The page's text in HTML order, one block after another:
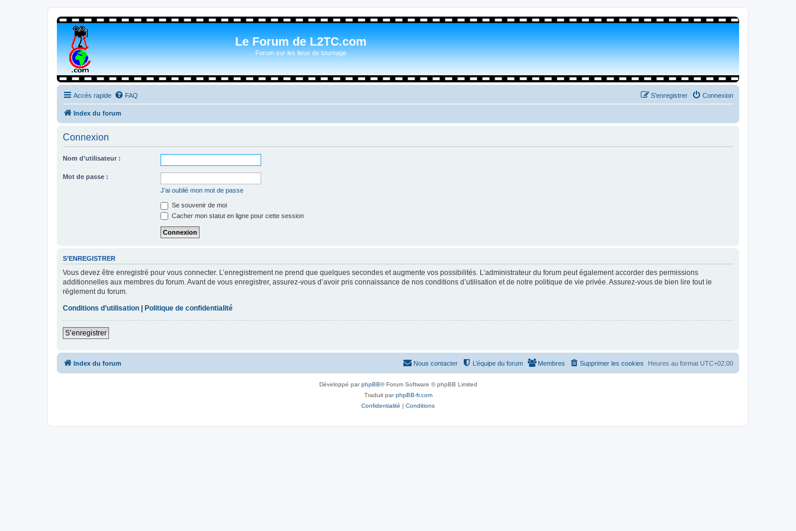
Le Forum de L2TC.com
Forum sur les lieux de tournage
Accès rapide FAQ Connexion
S’enregistrer
Index du forum
Connexion
Nom d’utilisateur :
Mot de passe :
J’ai oublié mon mot de passe
Se souvenir de moi
Cacher mon statut en ligne pour cette session
S’ENREGISTRER
Vous devez être enregistré pour vous connecter. L’enregistrement ne prend que quelques secondes et augmente vos possibilités. L’administrateur du forum peut également accorder des permissions
additionnelles aux membres du forum. Avant de vous enregistrer, assurez-vous d’avoir pris connaissance de nos conditions d’utilisation et de notre politique de vie privée. Assurez-vous de bien lire tout le
règlement du forum.
Conditions d’utilisation | Politique de confidentialité
S’enregistrer
Index du forum Heures au format UTC+02:00
Supprimer les cookies
Membres
L’équipe du forum
Nous contacter
Développé parphpBB® Forum Software © phpBB Limited
Traduit parphpBB-fr.com
Confidentialité | Conditions